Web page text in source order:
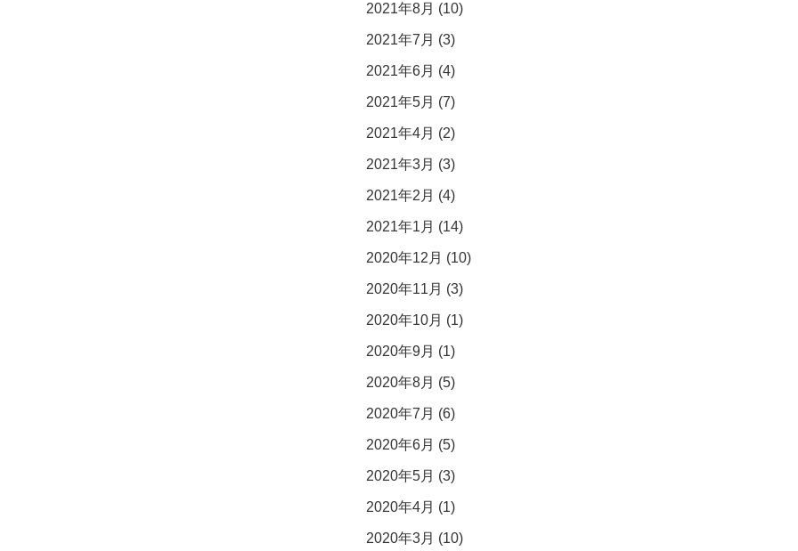
2021年8月 (10)
2021年7月 (3)
2021年6月 (4)
2021年5月 (7)
2021年4月 (2)
2021年3月 (3)
2021年2月 (4)
2021年1月 (14)
2020年12月 (10)
2020年11月 (3)
2020年10月 (1)
2020年9月 (1)
2020年8月 (5)
2020年7月 (6)
2020年6月 (5)
2020年5月 (3)
2020年4月 (1)
2020年3月 (10)